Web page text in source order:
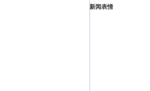
新闻表情